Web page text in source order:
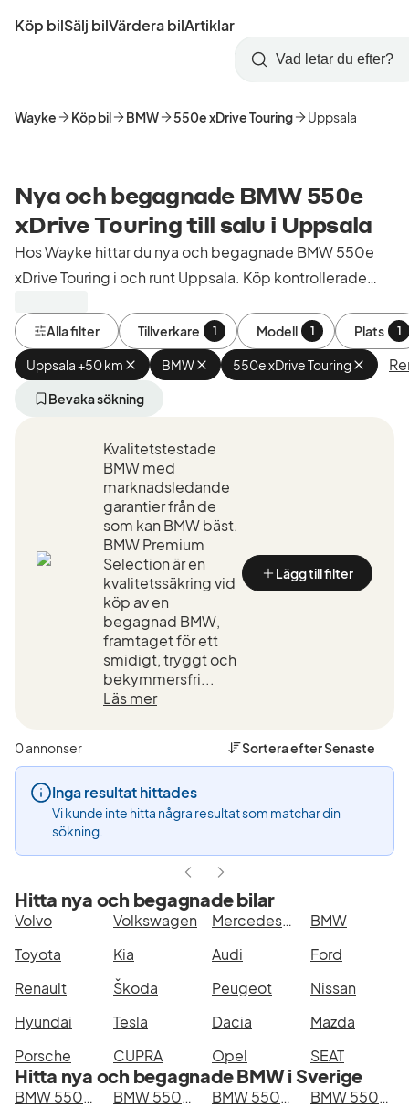
till
Startsida
Köp bilSälj bilVärdera bilArtiklar
Skapa
konto
Logga
in
Sök
Wayke Köp bil BMW 550e xDrive Touring Uppsala
Nya och begagnade BMW 550e
xDrive Touring till salu i Uppsala
Hos Wayke hittar du nya och begagnade BMW 550e
xDrive Touring i och runt Uppsala. Köp kontrollerade
Alla filter Tillverkare 1 Modell 1 Plats 1
Uppsala +50 km Ta
bort
aktivt
+50
km
(Plats)
BMW Ta
bort
(Tillverkare)
550e xDrive Touring Ta
bort
Bevaka sökning
Kvalitetstestade
BMW med
marknadsledande
garantier från de
som kan BMW bäst.
BMW Premium
Selection är en
kvalitetssäkring vid
köp av en
begagnad BMW,
framtaget för ett
smidigt, tryggt och
bekymmersfri...
Läs mer
Lägg till filter
0 annonser Sortera efterSenaste
Inga resultat hittades
Vi kunde inte hitta några resultat som matchar din
sökning.
Hitta nya och begagnade bilar
Volvo Volkswagen Mercedes-Benz
BMW
Toyota
Kia Audi
Ford
Renault
Škoda Peugeot
Nissan
Hyundai
Tesla Dacia
Mazda
Porsche
CUPRA Opel SEAT
Hitta nya och begagnade BMW i Sverige
BMW 550e xDrive Touring i Stockholm BMW 550e xDrive Touring i Göteborg BMW 550e xDrive Touring i Helsingborg
BMW 550e xDrive Touring i Jönköping